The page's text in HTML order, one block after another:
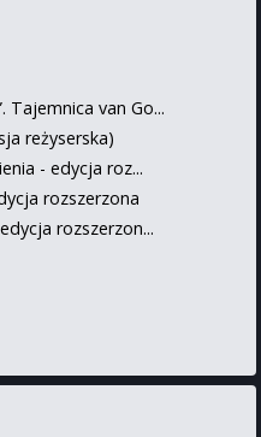
Tajemnica van Go...
reżyserska)
- edycja roz...
rozszerzona
rozszerzon...